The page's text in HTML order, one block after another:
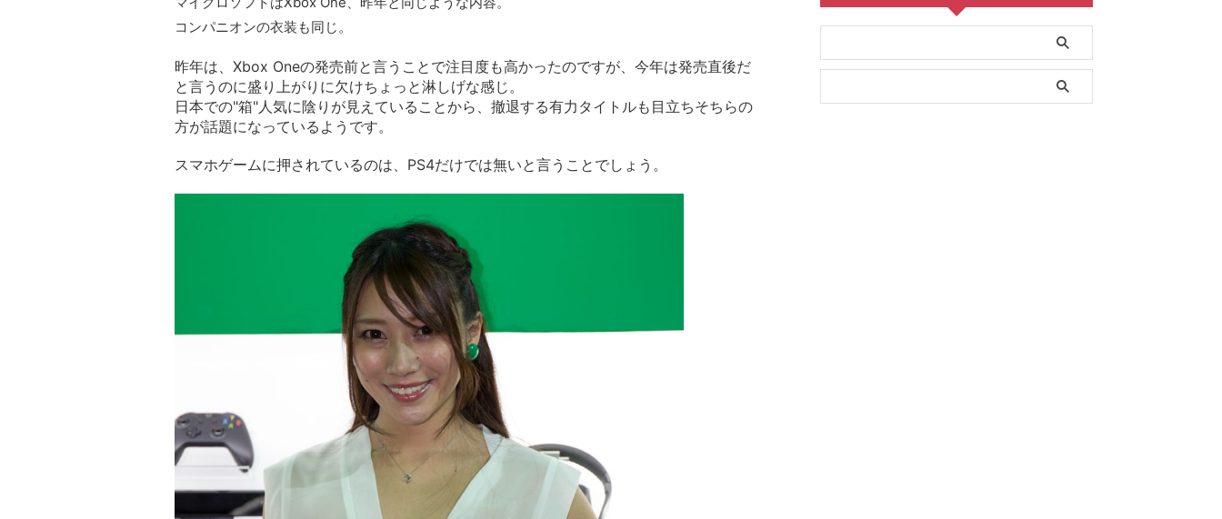
コンパニオンの衣装も同じ。
昨年は、Xbox Oneの発売前と言うことで注目度も高かったのですが、今年は発売直後だ
と言うのに盛り上がりに欠けちょっと淋しげな感じ。
日本での"箱"人気に陰りが見えていることから、撤退する有力タイトルも目立ちそちらの
方が話題になっているようです。
スマホゲームに押されているのは、PS4だけでは無いと言うことでしょう。